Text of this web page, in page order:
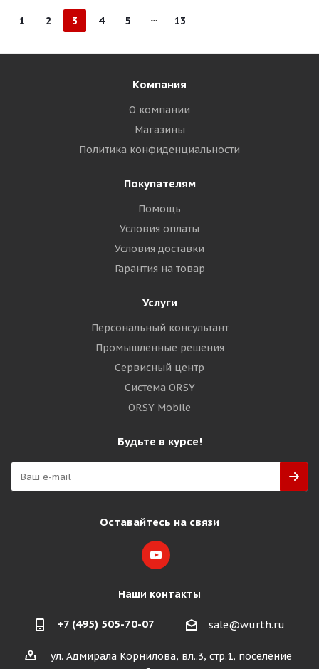
1 2 3 4 5 13
Компания
О компании
Магазины
Политика конфиденциальности
Покупателям
Помощь
Условия оплаты
Условия доставки
Гарантия на товар
Услуги
Персональный консультант
Промышленные решения
Сервисный центр
Система ORSY
ORSY Mobile
Будьте в курсе!
Оставайтесь на связи
Наши контакты
+7 (495) 505-70-07 sale@wurth.ru
ул. Адмирала Корнилова, вл..3, стр.1, поселение